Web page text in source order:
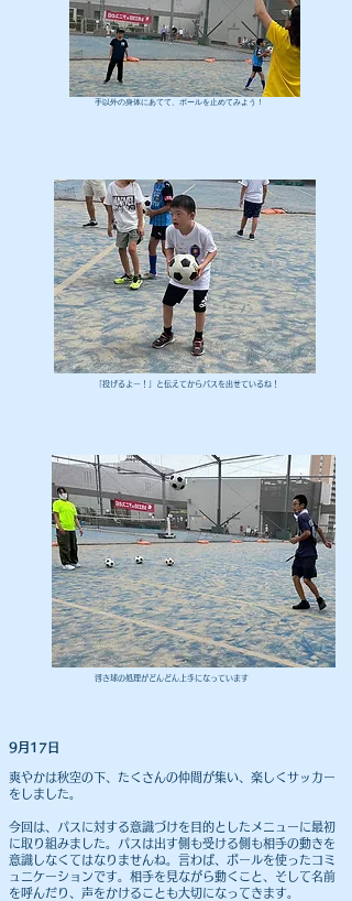
手以外の身体にあてて、ボールを止めてみよう！
​「投げるよー！」と伝えてからパスを出せているね！
​浮き球の処理がどんどん上手になっています
9月17日
爽やかは秋空の下、たくさんの仲間が集い、楽しくサッカー
をしました。
今回は、パスに対する意識づけを目的としたメニューに最初
に取り組みました。パスは出す側も受ける側も相手の動きを
意識しなくてはなりませんね。言わば、ボールを使ったコミ
ュニケーションです。相手を見ながら動くこと、そして名前
を呼んだり、声をかけることも大切になってきます。